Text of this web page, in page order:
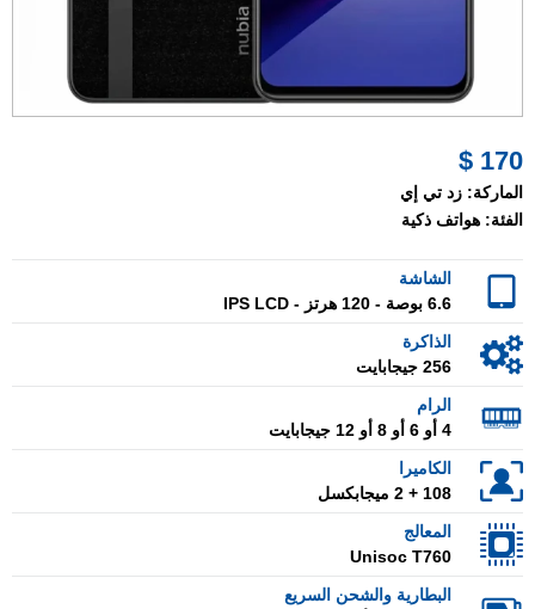
170 $
الماركة: زد تي إي
الفئة: هواتف ذكية
الشاشة
6.6 بوصة - 120 هرتز - IPS LCD
الذاكرة
256 جيجابايت
الرام
4 أو 6 أو 8 أو 12 جيجابايت
الكاميرا
108 + 2 ميجابكسل
المعالج
Unisoc T760
البطارية والشحن السريع